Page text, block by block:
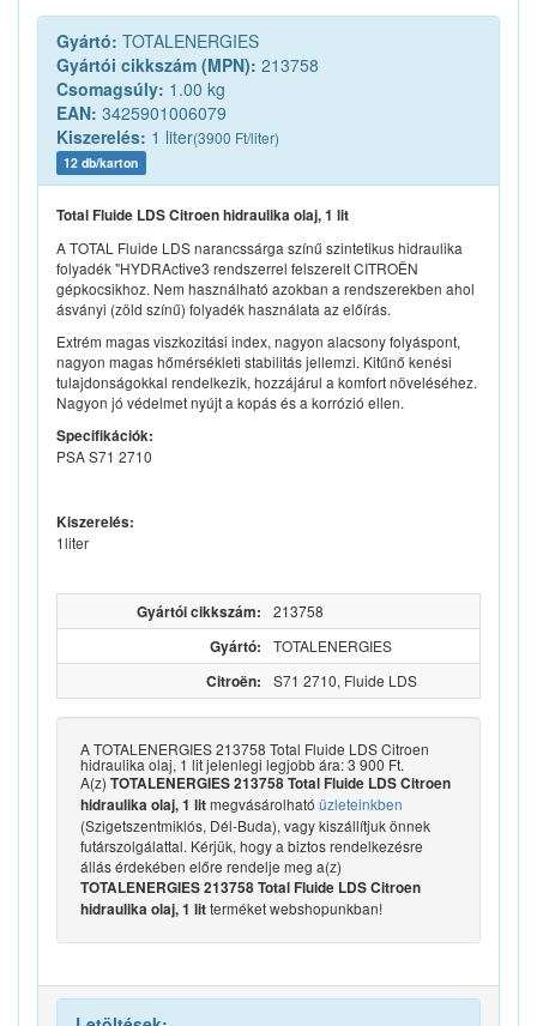
Gyártó: TOTALENERGIES
Gyártói cikkszám (MPN): 213758
Csomagsúly: 1.00 kg
EAN: 3425901006079
Kiszerelés: 1 liter(3900 Ft/liter)
12 db/karton
Total Fluide LDS Citroen hidraulika olaj, 1 lit
A TOTAL Fluide LDS narancssárga színű szintetikus hidraulika
folyadék "HYDRActive3 rendszerrel felszerelt CITROËN
gépkocsikhoz. Nem használható azokban a rendszerekben ahol
ásványi (zöld színű) folyadék használata az előírás.
Extrém magas viszkozitási index, nagyon alacsony folyáspont,
nagyon magas hőmérsékleti stabilitás jellemzi. Kitűnő kenési
tulajdonságokkal rendelkezik, hozzájárul a komfort növeléséhez.
Nagyon jó védelmet nyújt a kopás és a korrózió ellen.
Specifikációk:
PSA S71 2710
Kiszerelés:
1liter
Gyártói cikkszám: 213758
Gyártó: TOTALENERGIES
Citroën: S71 2710, Fluide LDS
A TOTALENERGIES 213758 Total Fluide LDS Citroen
hidraulika olaj, 1 lit jelenlegi legjobb ára: 3 900 Ft.
A(z) TOTALENERGIES 213758 Total Fluide LDS Citroen
hidraulika olaj, 1 litmegvásárolható üzleteinkben
(Szigetszentmiklós, Dél-Buda), vagy kiszállítjuk önnek
futárszolgálattal. Kérjük, hogy a biztos rendelkezésre
állás érdekében előre rendelje meg a(z)
TOTALENERGIES 213758 Total Fluide LDS Citroen
hidraulika olaj, 1 litterméket webshopunkban!